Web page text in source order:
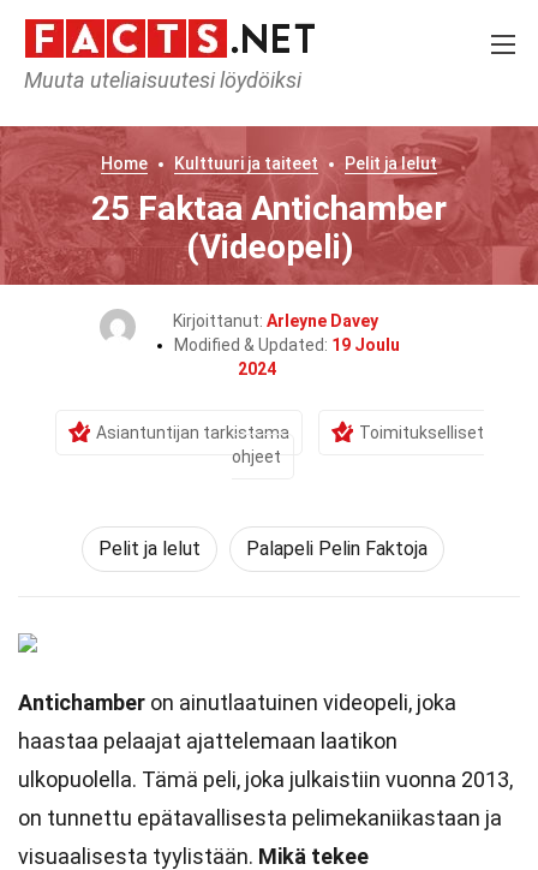
Muuta uteliaisuutesi löydöiksi
Home Kulttuuri ja taiteet Pelit ja lelut
25 Faktaa Antichamber
(Videopeli)
Kirjoittanut: Arleyne Davey
Modified & Updated: 19 Joulu
2024
Asiantuntijan tarkistama
Toimitukselliset
ohjeet
Pelit ja lelut Palapeli Pelin Faktoja
Antichamber on ainutlaatuinen videopeli, joka
haastaa pelaajat ajattelemaan laatikon
ulkopuolella. Tämä peli, joka julkaistiin vuonna 2013,
on tunnettu epätavallisesta pelimekaniikastaan ja
visuaalisesta tyylistään. Mikä tekee